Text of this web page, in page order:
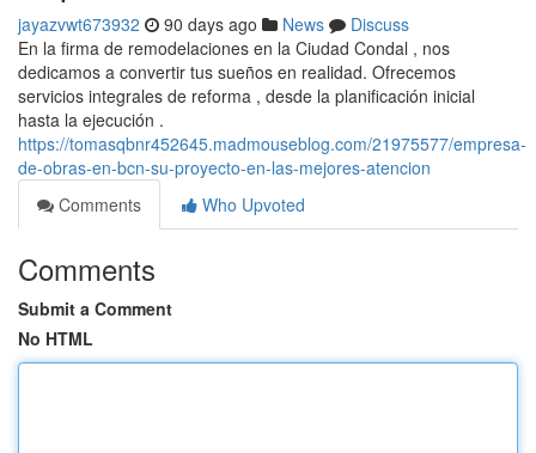
jayazvwt673932 90 days ago News
Discuss
En la firma de remodelaciones en la Ciudad Condal , nos
dedicamos a convertir tus sueños en realidad. Ofrecemos
servicios integrales de reforma , desde la planificación inicial
hasta la ejecución .
https://tomasqbnr452645.madmouseblog.com/21975577/empresa-
de-obras-en-bcn-su-proyecto-en-las-mejores-atencion
Comments
Who Upvoted
Comments
Submit a Comment
No HTML